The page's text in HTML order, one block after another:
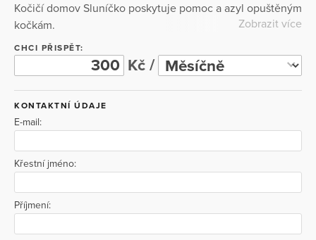
Kočičí domov Sluníčko poskytuje pomoc a azyl opuštěným
kočkám.
Zobrazit více
CHCI PŘISPĚT:
Kč /
KONTAKTNÍ ÚDAJE
E-mail:
Křestní jméno:
Příjmení: